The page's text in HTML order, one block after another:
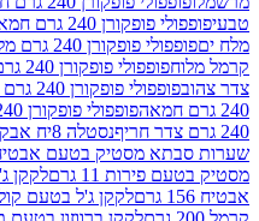
240 גרם חמאה אורגני
240 גרם מלח ים ופלפל
פופפולי פופקורן 240 גרם צדר לבן
פופקורן 240 גרם חמאה מופחת שומן
פופפולי פופקורן 240 גרם קינמון טוסט
נסטלה 8יח אבקת שוקו מרשמלו 193.6ג'
מסטיק בטעם אבטיח 11 גרם
11 גרם
לקקן ג'ל לב תות 156 גרם
לקקן ג'ל בטעם קולה 156 גרם